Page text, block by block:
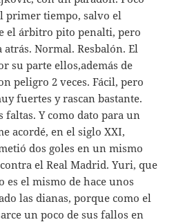
primer tiempo, salvo el
el árbitro pito penalti, pero
atrás. Normal. Resbalón. El
su parte ellos,además de
peligro 2 veces. Fácil, pero
fuertes y rascan bastante.
Y como dato para un
acordé, en el siglo XXI,
dos goles en un mismo
el Real Madrid. Yuri, que
es el mismo de hace unos
las dianas, porque como el
un poco de sus fallos en